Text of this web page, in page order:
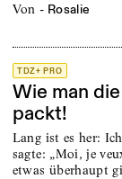
von - Rosalie
TDZ+ PRO
Wie man
packt!
Lang ist es her:
sagte: „Moi, je
etwas überhaupt